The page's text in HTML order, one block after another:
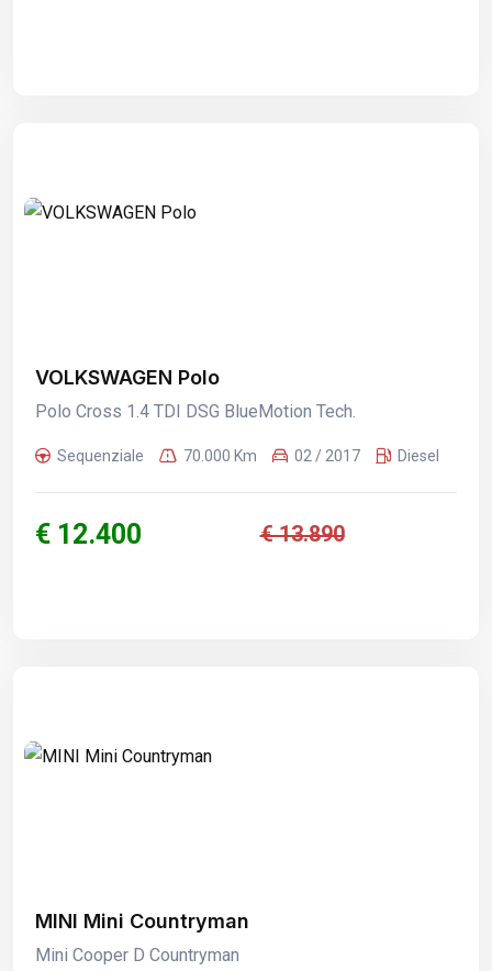
VOLKSWAGEN Polo
Polo Cross 1.4 TDI DSG BlueMotion Tech.
Sequenziale 70.000 Km 02 / 2017 Diesel
€ 12.400 € 13.890
MINI Mini Countryman
Mini Cooper D Countryman